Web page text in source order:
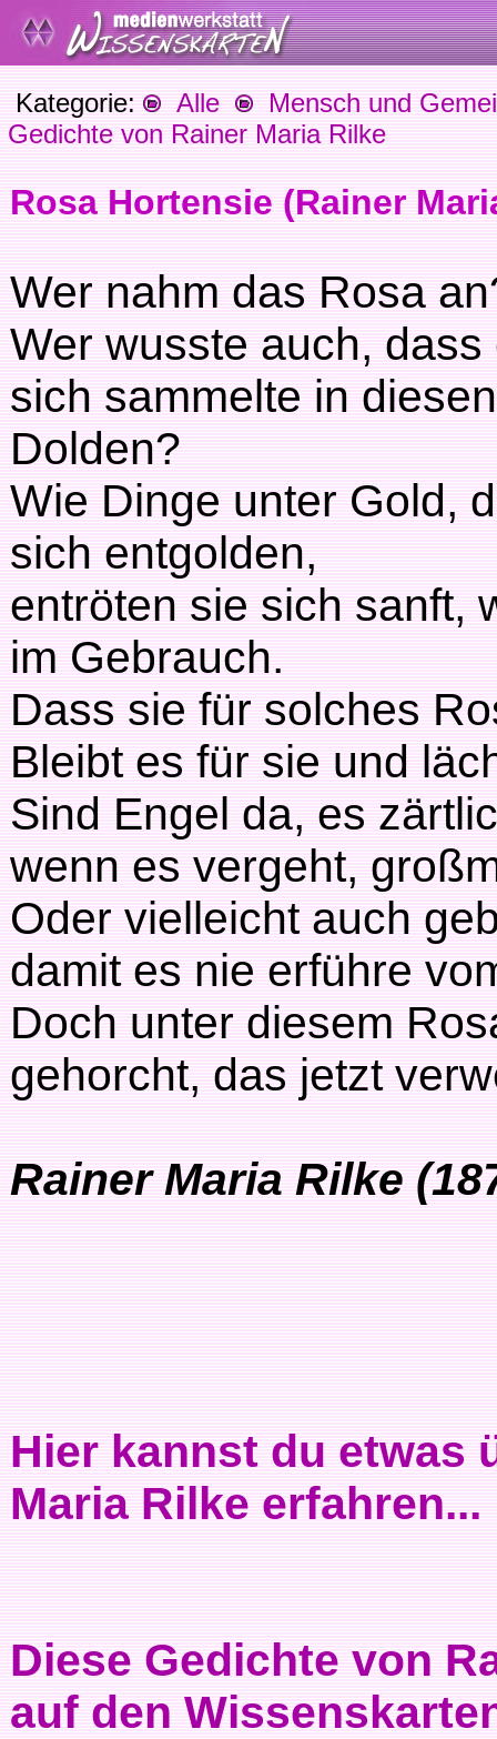
Kategorie: Alle
Mensch und
Gedichte von Rainer Maria Rilke
Rosa Hortensie (Rainer
Wer nahm das Rosa
Wer wusste auch, dass
sich sammelte in diesen
Dolden?
Wie Dinge unter Gold,
sich entgolden,
entröten sie sich sanft,
im Gebrauch.
Dass sie für solches
Bleibt es für sie und
Sind Engel da, es
wenn es vergeht,
Oder vielleicht auch
damit es nie erführe
Doch unter diesem
gehorcht, das jetzt
Rainer Maria Rilke
Hier kannst du etwas
Maria Rilke erfahren...
Diese Gedichte von
auf den